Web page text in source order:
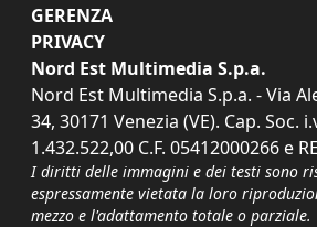
GERENZA
PRIVACY
Nord Est Multimedia S.p.a.
Nord Est Multimedia S.p.a. - Via
34, 30171 Venezia (VE). Cap. Soc.
1.432.522,00 C.F. 05412000266 e
I diritti delle immagini e dei testi sono
espressamente vietata la loro
mezzo e l'adattamento totale o parziale.